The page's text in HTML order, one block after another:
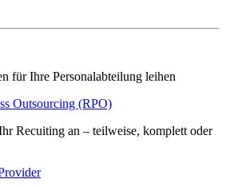
für Ihre Personalabteilung leihen
Outsourcing (RPO)
Recuiting an – teilweise, komplett oder